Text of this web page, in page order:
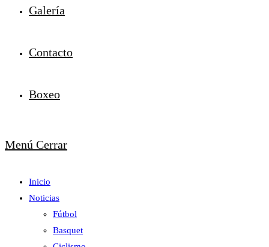
Galería
Contacto
Boxeo
Menú Cerrar
Inicio
Noticias
Fútbol
Basquet